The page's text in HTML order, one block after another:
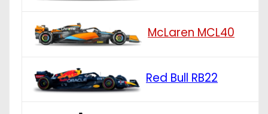
McLaren MCL40
Red Bull RB22